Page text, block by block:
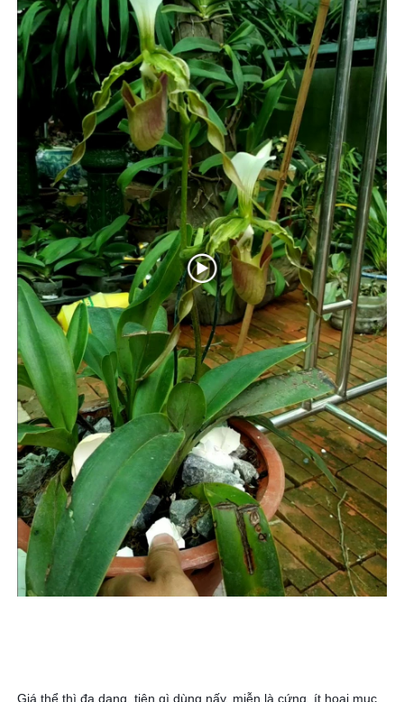
Giá thể thì đa dạng, tiện gì dùng nấy, miễn là cứng, ít hoai mục,